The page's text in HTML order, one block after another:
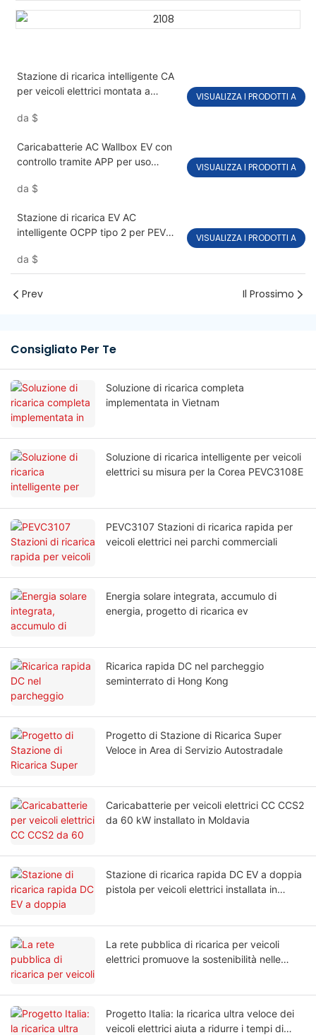
Stazione di ricarica intelligente CA
per veicoli elettrici montata a
da $
VISUALIZZA I PRODOTTI A
Caricabatterie AC Wallbox EV con
controllo tramite APP per uso
da $
VISUALIZZA I PRODOTTI A
Stazione di ricarica EV AC
intelligente OCPP tipo 2 per PEVC
da $
VISUALIZZA I PRODOTTI A
Prev Il Prossimo
Consigliato Per Te
Soluzione di ricarica completa
implementata in Vietnam
Soluzione di ricarica intelligente per veicoli
elettrici su misura per la Corea PEVC3108E
PEVC3107 Stazioni di ricarica rapida per
veicoli elettrici nei parchi commerciali
Energia solare integrata, accumulo di
energia, progetto di ricarica ev
Ricarica rapida DC nel parcheggio
seminterrato di Hong Kong
Progetto di Stazione di Ricarica Super
Veloce in Area di Servizio Autostradale
Caricabatterie per veicoli elettrici CC CCS2
da 60 kW installato in Moldavia
Stazione di ricarica rapida DC EV a doppia
pistola per veicoli elettrici installata in
La rete pubblica di ricarica per veicoli
elettrici promuove la sostenibilità nelle
Progetto Italia: la ricarica ultra veloce dei
veicoli elettrici aiuta a ridurre i tempi di